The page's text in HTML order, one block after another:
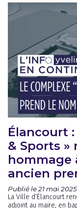
Élancourt
& Sports »
hommage
ancien
Publié le 21 mai 2025
La Ville d’Élancourt
adjoint au maire, en